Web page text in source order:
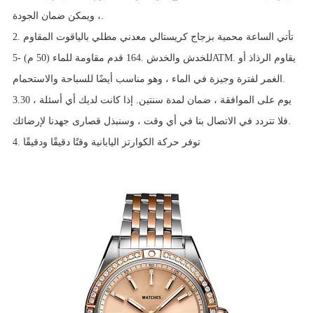
، ويمكن ضمان الجودة.
2. تأتي الساعة محمية بزجاج كريستالي معدني مطلي بالياقوت المقاوم
للخدش والخدش .164 قدم مقاومة للماء (50 م) -5ATM. يقاوم الرذاذ أو
الغمر لفترة وجيزة في الماء ، وهو مناسب أيضًا للسباحة والاستحمام.
3.30 يوم على الموافقة ، ضمان لمدة سنتين. إذا كانت لديك أي أسئلة ،
فلا تتردد في الاتصال بنا في أي وقت ، وسنبذل قصارى جهدنا لإرضائك.
4. توفر حركة الكوارتز اليابانية وقتًا دقيقًا ودقيقًا